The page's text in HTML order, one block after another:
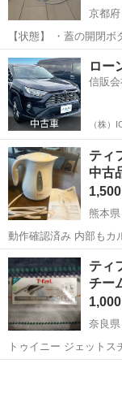
京都
【状態】 ・蓋の開閉
ックを解除しますが、
しています。 ボタンを
内部にある重りをカタ
京都 京都市
ロー
信販
（株）
ティ
中古
1,500
熊本
動作確認済み 内部もカ
熊本 熊本市
ティ
チー
1,000
奈良
トゥイニー ジェットス